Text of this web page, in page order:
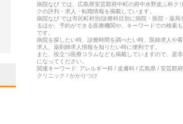
病院なび では、 広島県安芸郡府中町の府中水野皮ふ科ク
クの評判・求人・転職情報を掲載しています。
病院なび では市区町村別/診療科目別に病院・医院・薬局
るほか、予約ができる医療機関や、キーワードでの検索
です。
病院を探したい時、診療時間を調べたい時、医師求人や
求人、薬剤師求人情報を知りたい時に便利です。
また、役立つ医療コラムなども掲載していますので、是
になってください。
関連キーワード: アレルギー科 / 皮膚科 / 広島県 / 安芸郡
クリニック / かかりつけ